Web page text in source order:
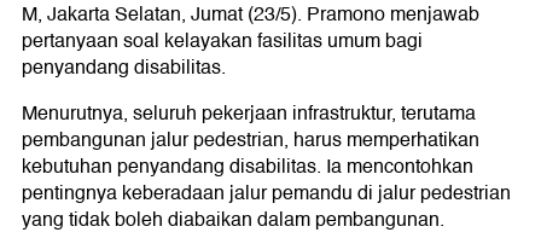
M, Jakarta Selatan, Jumat (23/5). Pramono menjawab
pertanyaan soal kelayakan fasilitas umum bagi
penyandang disabilitas.
Menurutnya, seluruh pekerjaan infrastruktur, terutama
pembangunan jalur pedestrian, harus memperhatikan
kebutuhan penyandang disabilitas. Ia mencontohkan
pentingnya keberadaan jalur pemandu di jalur pedestrian
yang tidak boleh diabaikan dalam pembangunan.